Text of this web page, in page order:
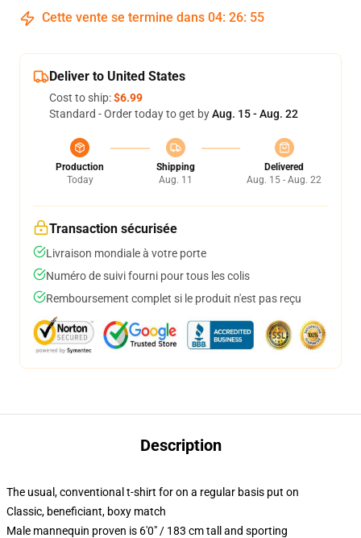
Cette vente se termine dans 04: 26: 54
Deliver to United States
Cost to ship:$6.99
Standard - Order today to get byAug. 15 - Aug. 22
Production
Today
Shipping
Aug. 11
Delivered
Aug. 15 - Aug. 22
Transaction sécurisée
Livraison mondiale à votre porte
Numéro de suivi fourni pour tous les colis
Remboursement complet si le produit n'est pas reçu
Description
The usual, conventional t-shirt for on a regular basis put on
Classic, beneficiant, boxy match
Male mannequin proven is 6'0" / 183 cm tall and sporting